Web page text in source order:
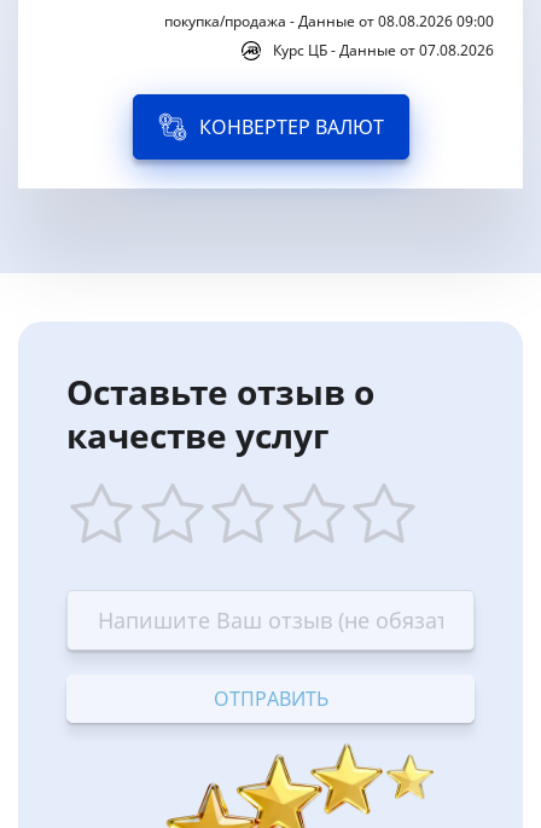
покупка/продажа - Данные от 08.08.2026 09:00
Курс ЦБ - Данные от 07.08.2026
КОНВЕРТЕР ВАЛЮТ
Оставьте отзыв о
качестве услуг
star
Terrible
stars
—
Bad
stars
—
OK
stars
—
Good
stars
—
Excellent